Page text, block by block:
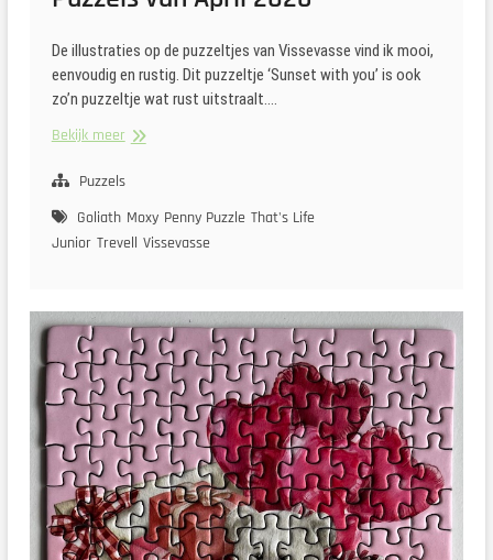
De illustraties op de puzzeltjes van Vissevasse vind ik mooi,
eenvoudig en rustig. Dit puzzeltje ‘Sunset with you’ is ook
zo’n puzzeltje wat rust uitstraalt.…
Bekijk meerPuzzels
April
Puzzels
Goliath Moxy Penny Puzzle That's Life
Junior Trevell Vissevasse